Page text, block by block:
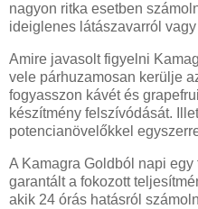
nagyon ritka esetben
ideiglenes látászavarról
Amire javasolt figyelni
vele párhuzamosan kerülje
fogyasszon kávét és
készítmény felszívódását.
potencianövelőkkel
A Kamagra Goldból napi
garantált a fokozott
akik 24 órás hatásról